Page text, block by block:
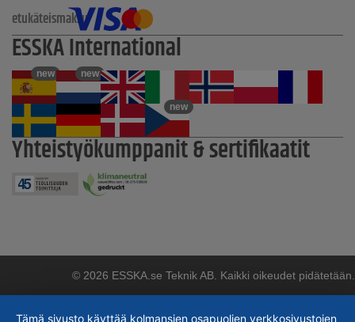
etukäteismaksu
ESSKA International
new new
new
Yhteistyökumppanit & sertifikaatit
© 2026 ESSKA.se Teknik AB. Kaikki oikeudet pidätetään.
Tämä sivusto käyttää kolmansien osapuolien verkkosivustojen